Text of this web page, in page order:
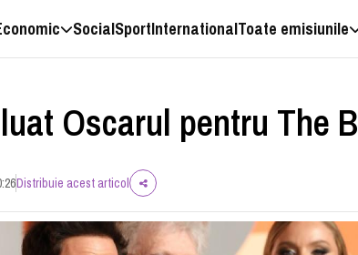
SocialSportInternationalToate emisiunile
Oscarul pentru The
Distribuie acest articol